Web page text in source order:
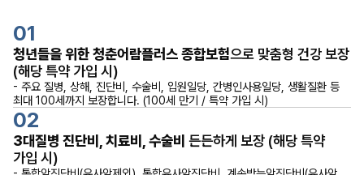
01
청년들을 위한 청춘어람플러스 종합보험으로 맞춤형 건강 보장
(해당 특약 가입 시)
- 주요 질병, 상해, 진단비, 수술비, 입원일당, 간병인사용일당, 생활질환 등
최대 100세까지 보장합니다. (100세 만기 / 특약 가입 시)
02
3대질병 진단비, 치료비, 수술비 든든하게 보장 (해당 특약
가입 시)